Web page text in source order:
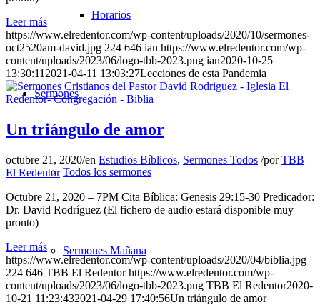
Horarios
Sermones
Todos los sermones
Sermones Mañana
Leer más
https://www.elredentor.com/wp-content/uploads/2020/10/sermones-
oct2520am-david.jpg 224 646 ian https://www.elredentor.com/wp-
content/uploads/2023/06/logo-tbb-2023.png ian2020-10-25
13:30:11 2021-04-11 13:03:27Lecciones de esta Pandemia
Un triángulo de amor
octubre 21, 2020/en Estudios Bíblicos, Sermones Todos /porTBB
El Redentor
Octubre 21, 2020 – 7PM Cita Bíblica: Genesis 29:15-30 Predicador:
Dr. David Rodríguez (El fichero de audio estará disponible muy
pronto)
Leer más
https://www.elredentor.com/wp-content/uploads/2020/04/biblia.jpg
224 646 TBB El Redentor https://www.elredentor.com/wp-
content/uploads/2023/06/logo-tbb-2023.png TBB El Redentor2020-
10-21 11:23:432021-04-29 17:40:56Un triángulo de amor